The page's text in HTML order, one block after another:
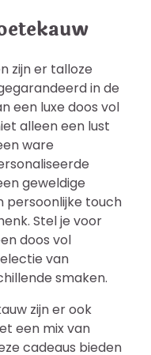
zijn er talloze
in de
een luxe doos vol
alleen een lust
ware
geweldige
persoonlijke touch
Stel je voor
doos vol
van
smaken.
zijn er ook
een mix van
cadeaus bieden